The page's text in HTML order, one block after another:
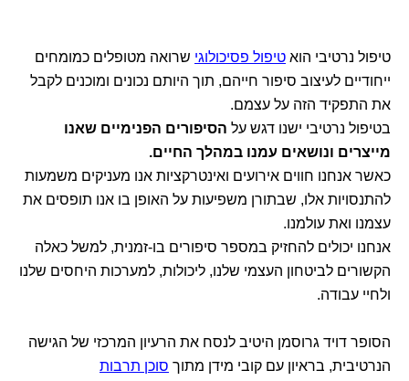
טיפול נרטיבי הוא טיפול פסיכולוגי שרואה מטופלים כמומחים
ייחודיים לעיצוב סיפור חייהם, תוך היותם נכונים ומוכנים לקבל
את התפקיד הזה על עצמם.
בטיפול נרטיבי ישנו דגש על הסיפורים הפנימיים שאנו
מייצרים ונושאים עמנו במהלך החיים.
כאשר אנחנו חווים אירועים ואינטרקציות אנו מעניקים משמעות
להתנסויות אלו, שבתורן משפיעות על האופן בו אנו תופסים את
עצמנו ואת עולמנו.
אנחנו יכולים להחזיק במספר סיפורים בו-זמנית, למשל כאלה
הקשורים לביטחון העצמי שלנו, ליכולות, למערכות היחסים שלנו
ולחיי עבודה.
הסופר דויד גרוסמן היטיב לנסח את הרעיון המרכזי של הגישה
הנרטיבית, בראיון עם קובי מידן מתוך סוכן תרבות